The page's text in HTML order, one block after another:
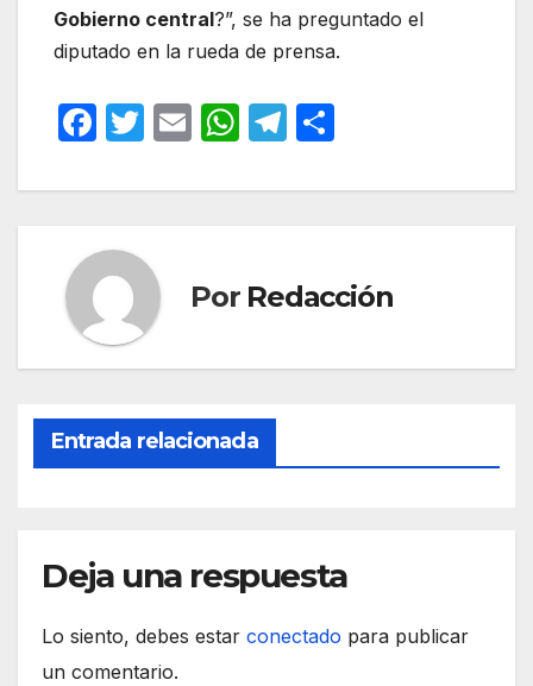
Gobierno central?”, se ha preguntado el
diputado en la rueda de prensa.
F
c
b
o
o
T
itt
E
ail
W
at
p
T
e
a
m
m
ar
tir
Por Redacción
Entrada relacionada
Deja una respuesta
Lo siento, debes estar conectado para publicar
un comentario.